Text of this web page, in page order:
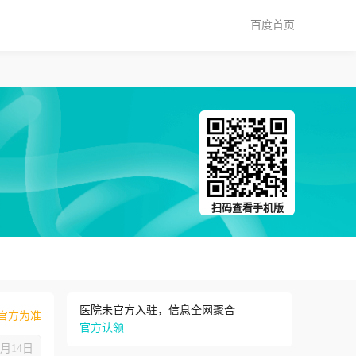
百度首页
扫码查看手机版
方为准
14日
医院未官方入驻，信息全网聚合
官方认领